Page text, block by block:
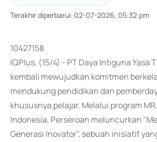
Terakhir diperbarui: 02-07-2026, 05:32:pm
10427158
IQPlus, (15/4) - PT Daya Intiguna Yasa
kembali mewujudkan komitmen
mendukung pendidikan dan
khususnya pelajar. Melalui program
Indonesia, Perseroan meluncurkan
Generasi Inovator", sebuah inisiatif